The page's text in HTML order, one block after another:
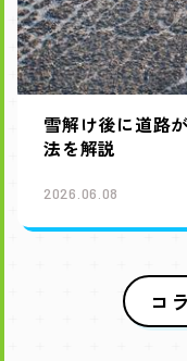
雪解け後に道路
法を解説
2026.06.08
コ